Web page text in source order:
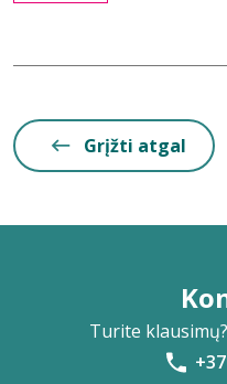
Grįžti atgal
Turite